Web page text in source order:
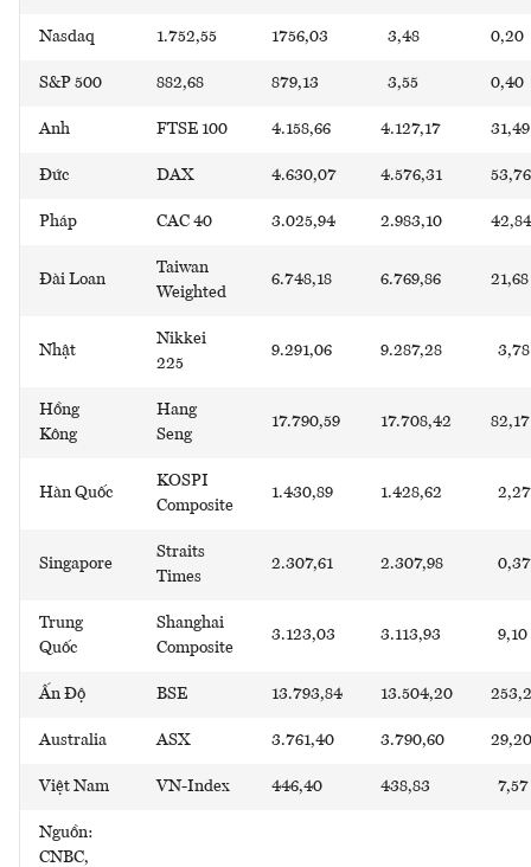
Nasdaq 1.752,55 1756,03 3,48 0,20
S&P 500 882,68 879,13 3,55 0,40
Anh FTSE 100 4.158,66 4.127,17 31,49
Đức DAX 4.630,07 4.576,31 53,76
Pháp CAC 40 3.025,94 2.983,10 42,84
Đài Loan
Taiwan
Weighted
6.748,18 6.769,86 21,68
Nhật
Nikkei
225
9.291,06 9.287,28 3,78
Hồng
Kông
Hang
Seng
17.790,59 17.708,42 82,17
Hàn Quốc
KOSPI
Composite
1.430,89 1.428,62 2,27
Singapore
Straits
Times
2.307,61 2.307,98 0,37
Trung
Quốc
Shanghai
Composite
3.123,03 3.113,93 9,10
Ấn Độ BSE 13.793,84 13.504,20
Australia ASX 3.761,40 3.790,60 29,20
Việt Nam VN-Index 446,40 438,83 7,57
Nguồn:
CNBC,